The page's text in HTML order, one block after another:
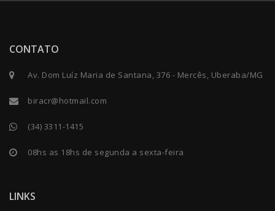
CONTATO
Av. Dom Luíz Maria de Santana, 376 - Mercês, Uberaba/MG
biracr@hotmail.com
(34) 3311-1415
08hs as 18hs de segunda a sexta-feira
LINKS